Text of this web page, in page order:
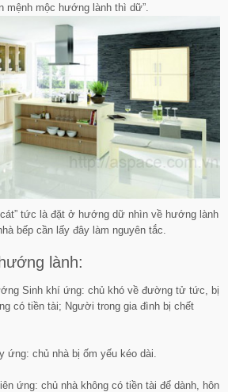
mộc hướng lành thì dữ”.
tức là đặt ở hướng dữ nhìn về hướng lành
bếp cần lấy đây làm nguyên tắc.
lành:
Sinh khí ứng: chủ khó về đường tử tức, bị
có tiền tài; Người trong gia đình bị chết
ứng: chủ nhà bị ốm yếu kéo dài.
ứng: chủ nhà không có tiền tài để dành, hôn